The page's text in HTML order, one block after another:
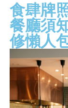
食肆牌
餐廳須
修懶人